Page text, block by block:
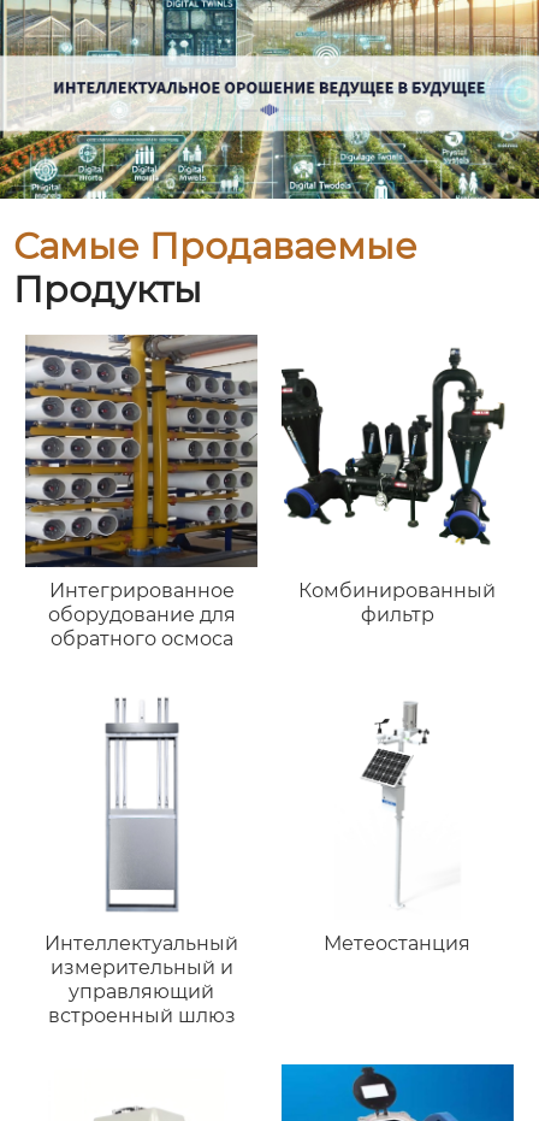
Самые Продаваемые
Продукты
Интегрированное
оборудование для
обратного осмоса
Комбинированный
фильтр
Интеллектуальный
измерительный и
управляющий
встроенный шлюз
Метеостанция